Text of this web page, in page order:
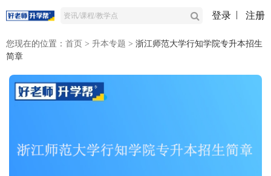
登录 注册
您现在的位置： 首页 > 升本专题 > 浙江师范大学行知学院专升本招生
简章